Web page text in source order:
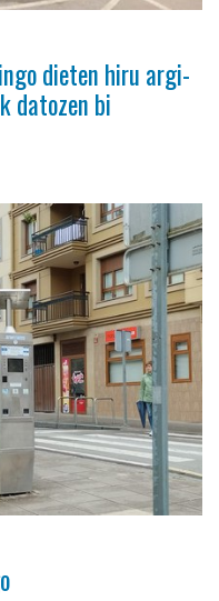
dieten hiru argi-
datozen bi